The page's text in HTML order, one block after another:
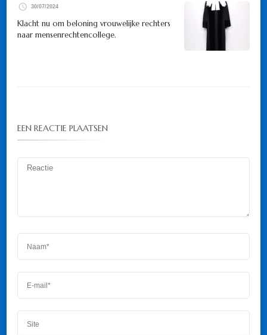
30/07/2024
Klacht nu om beloning vrouwelijke rechters
naar mensenrechtencollege.
EEN REACTIE PLAATSEN